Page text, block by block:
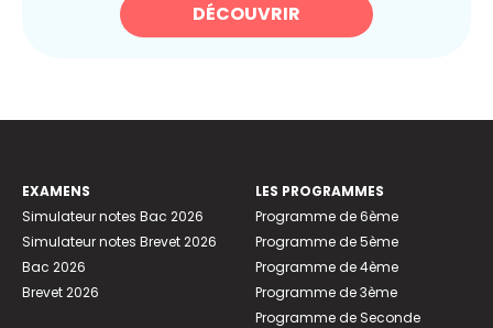
DÉCOUVRIR
EXAMENS
Simulateur notes Bac 2026
Simulateur notes Brevet 2026
Bac 2026
Brevet 2026
LES PROGRAMMES
Programme de 6ème
Programme de 5ème
Programme de 4ème
Programme de 3ème
Programme de Seconde